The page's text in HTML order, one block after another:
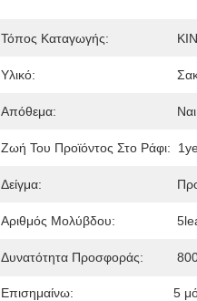
Τόπος Καταγωγής:
Υλικό:
Απόθεμα: Ναι
Ζωή Του Προϊόντος Στο Ράφι:
Δείγμα:
Αριθμός Μολύβδου:
Δυνατότητα Προσφοράς:
Επισημαίνω: 5